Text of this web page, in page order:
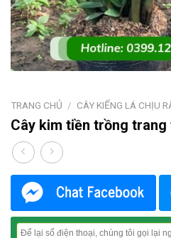
TRANG CHỦ / CÂY KIỂNG LÁ CHỊU
Cây kim tiền trồng